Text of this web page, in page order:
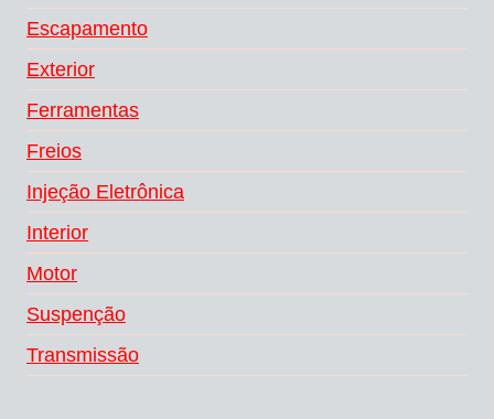
Escapamento
Exterior
Ferramentas
Freios
Injeção Eletrônica
Interior
Motor
Suspenção
Transmissão